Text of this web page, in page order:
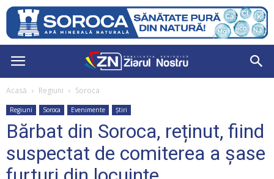
Acasă Regiuni Soroca
Regiuni Soroca Evenimente Știri
Bărbat din Soroca, reținut, fiind
suspectat de comiterea a șase